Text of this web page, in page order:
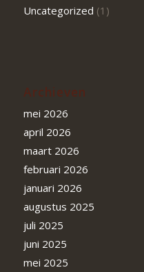
Uncategorized (1)
Archieven
mei 2026
april 2026
maart 2026
februari 2026
januari 2026
augustus 2025
juli 2025
juni 2025
mei 2025